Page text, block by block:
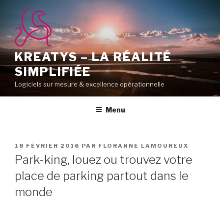
contenu
principal
KREATYS – LA RÉALITÉ
SIMPLIFIÉE
Logiciels sur mesure & excellence opérationnelle
Menu
PUBLIÉ
LE
18 FÉVRIER 2016 PAR FLORANNE LAMOUREUX
Park-king, louez ou trouvez votre
place de parking partout dans le
monde